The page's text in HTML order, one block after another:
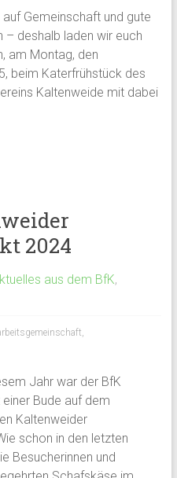
auf Gemeinschaft und gute
– deshalb laden wir euch
am Montag, den
beim Katerfrühstück des
Kaltenweide mit dabei
2024
aus dem BfK,
,
Jahr war der BfK
Bude auf dem
Kaltenweider
schon in den letzten
Besucherinnen und